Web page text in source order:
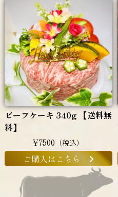
ビーフケーキ 340g 【送料無
料】
¥7500 （税込）
ご購入はこちら